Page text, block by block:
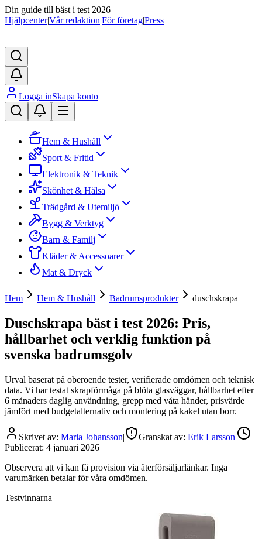
Din guide till bäst i test 2026
Hjälpcenter|Vår redaktion|För företag|Press
Logga inSkapa konto
Hem & Hushåll
Sport & Fritid
Elektronik & Teknik
Skönhet & Hälsa
Trädgård & Utemiljö
Bygg & Verktyg
Barn & Familj
Kläder & Accessoarer
Mat & Dryck
Hem Hem & Hushåll Badrumsprodukter duschskrapa
Duschskrapa bäst i test 2026: Pris,
hållbarhet och verklig funktion på
svenska badrumsgolv
Urval baserat på oberoende tester, verifierade omdömen och teknisk
data. Vi har testat skrapförmåga på blöta glasväggar, hållbarhet efter
6 månaders daglig användning, grepp med våta händer, prisvärde
jämfört med budgetalternativ och montering på kakel utan borr.
Skrivet av: Maria Johansson| Granskat av: Erik Larsson|
Publicerat: 4 januari 2026
Observera att vi kan få provision via återförsäljarlänkar. Inga
varumärken betalar för våra omdömen.
Testvinnarna